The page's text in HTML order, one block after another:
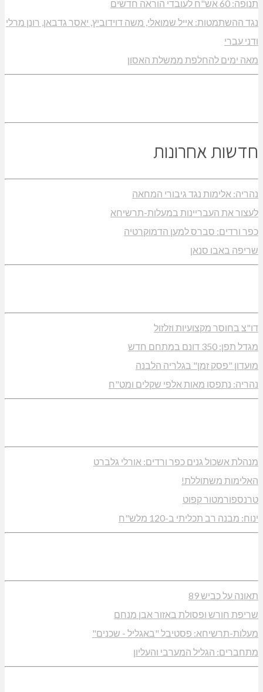
תנופה: 60 אש"ח לעובדי הוראה חדשים
נגד ההשתמטות: אייל שמואלי, משה דוידוביץ, יאסר גדבאן, רונן מרלי
ודני עברי
מאה ימים להחלפת ממשלת האסון
חדשות אחרונות
נהריה: אלימות נגד גיבורי המחאה
לעצור את העבריינות במעלות-תרשיחא
כפר ורדים: סברס למען הדמוקרטיה
שריפה באבו סנאן
דו"צ בחוסר מקצועיות וזלזול
מגדל תפן: 350 דונם במתחם חדש
מועדון "פסק זמן" בגלריה הלבנה
נהריה: נתפסו מאות אלפי שקלים ומט"ח
מנהלת אשכול גנים כפר ורדים: אורלי גלברט
האלימות משתוללת!
טרנספורמטור קפוט
ינוח: מבנה רב תכליתי ב-120 מלש"ח
תאונה על כביש 89
שריפת חורש ופסולת באזור אבן מנחם
מעלות-תרשיחא: פסטיבל "באגליל - שכנים"
מתחברים: הגליל המערבי והעליון